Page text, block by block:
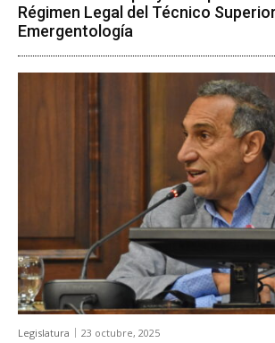
Régimen Legal del Técnico
Emergentología
Legislatura 23 octubre, 2025